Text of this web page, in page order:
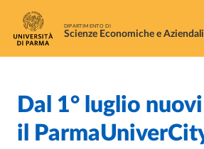
Salta al contenuto principale
Skip to footer
DIPARTIMENTO DI
Scienze Economiche e Aziendali
Home
Cerca una notizia
/
Dal 1° luglio
il